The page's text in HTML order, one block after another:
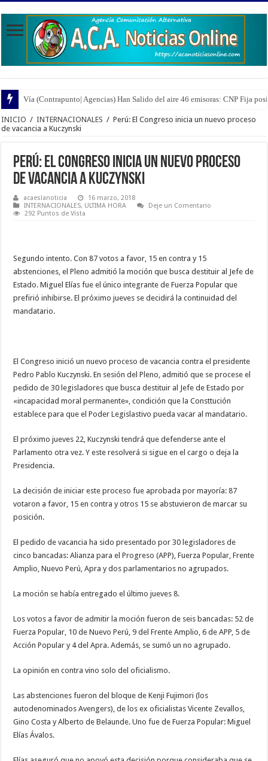
Vía (Contrapunto| Agencias) Han Salido del aire 46 emisoras: CNP Fija
Vía (Red de Medios | Agencias) Nueva Esparta | Los Informa2
INICIO / INTERNACIONALES / Perú: El Congreso inicia un nuevo proceso
de vacancia a Kuczynski
Perú: El Congreso inicia un nuevo proceso
de vacancia a Kuczynski
acaeslanoticia
16 marzo, 2018
INTERNACIONALES, ULTIMA HORA
Deje un Comentario
292 Puntos de Vista
Segundo intento. Con 87 votos a favor, 15 en contra y 15
abstenciones, el Pleno admitió la moción que busca destituir al Jefe de
Estado. Miguel Elías fue el único integrante de Fuerza Popular que
prefirió inhibirse. El próximo jueves se decidirá la continuidad del
mandatario.
El Congreso inició un nuevo proceso de vacancia contra el presidente
Pedro Pablo Kuczynski. En sesión del Pleno, admitió que se procese el
pedido de 30 legisladores que busca destituir al Jefe de Estado por
«incapacidad moral permanente», condición que la Consttución
establece para que el Poder Legislastivo pueda vacar al mandatario.
El próximo jueves 22, Kuczynski tendrá que defenderse ante el
Parlamento otra vez. Y este resolverá si sigue en el cargo o deja la
Presidencia.
La decisión de iniciar este proceso fue aprobada por mayoría: 87
votaron a favor, 15 en contra y otros 15 se abstuvieron de marcar su
posición.
El pedido de vacancia ha sido presentado por 30 legisladores de
cinco bancadas: Alianza para el Progreso (APP), Fuerza Popular, Frente
Amplio, Nuevo Perú, Apra y dos parlamentarios no agrupados.
La moción se había entregado el último jueves 8.
Los votos a favor de admitir la moción fueron de seis bancadas: 52 de
Fuerza Popular, 10 de Nuevo Perú, 9 del Frente Amplio, 6 de APP, 5 de
Acción Popular y 4 del Apra. Además, se sumó un no agrupado.
La opinión en contra vino solo del oficialismo.
Las abstenciones fueron del bloque de Kenji Fujimori (los
autodenominados Avengers), de los ex oficialistas Vicente Zevallos,
Gino Costa y Alberto de Belaunde. Uno fue de Fuerza Popular: Miguel
Elías Ávalos.